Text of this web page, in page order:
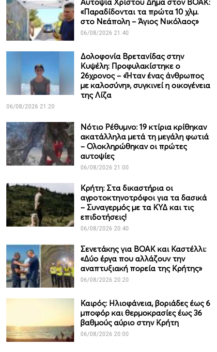
Αυτοψία Χρίστου Δήμα στον ΒΟΑΚ:
«Παραδίδονται τα πρώτα 10 χλμ.
στο Νεάπολη – Άγιος Νικόλαος»
06/08/2026 21:40
Δολοφονία Βρετανίδας στην
Κυψέλη: Προφυλακίστηκε ο
26χρονος – «Ήταν ένας άνθρωπος
με καλοσύνη», συγκινεί η οικογένεια
της Λίζα
06/08/2026 21:20
Νότιο Ρέθυμνο: 19 κτίρια κρίθηκαν
ακατάλληλα μετά τη μεγάλη φωτιά
– Ολοκληρώθηκαν οι πρώτες
αυτοψίες
06/08/2026 21:00
Κρήτη: Στα δικαστήρια οι
αγροτοκτηνοτρόφοι για τα δασικά
– Συναγερμός με τα ΚΥΔ και τις
επιδοτήσεις!
06/08/2026 20:40
Σενετάκης για ΒΟΑΚ και Καστέλλι:
«Δύο έργα που αλλάζουν την
αναπτυξιακή πορεία της Κρήτης»
06/08/2026 20:20
Καιρός: Ηλιοφάνεια, βοριάδες έως 6
μποφόρ και θερμοκρασίες έως 36
βαθμούς αύριο στην Κρήτη
06/08/2026 20:00